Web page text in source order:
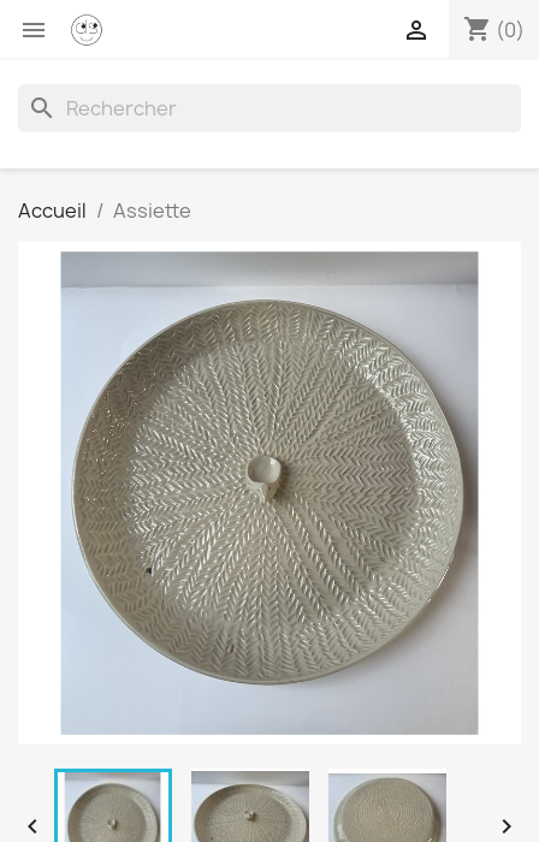
 shopping_cart (0)

search
Accueil Assiette
 